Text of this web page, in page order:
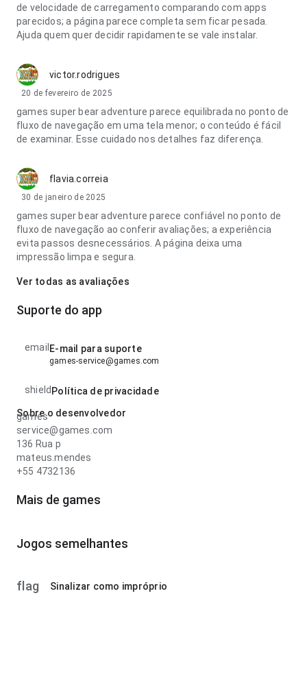
de velocidade de carregamento comparando com apps
parecidos; a página parece completa sem ficar pesada.
Ajuda quem quer decidir rapidamente se vale instalar.
victor.rodrigues
20 de fevereiro de 2025
games super bear adventure parece equilibrada no ponto de
fluxo de navegação em uma tela menor; o conteúdo é fácil
de examinar. Esse cuidado nos detalhes faz diferença.
flavia.correia
30 de janeiro de 2025
games super bear adventure parece confiável no ponto de
fluxo de navegação ao conferir avaliações; a experiência
evita passos desnecessários. A página deixa uma
impressão limpa e segura.
Ver todas as avaliações
Suporte do app
email E-mail para suporte
games-service@games.com
shield Política de privacidade
Sobre o desenvolvedor
games
service@games.com
136 Rua p
mateus.mendes
+55 4732136
Mais de games
Jogos semelhantes
flag Sinalizar como impróprio